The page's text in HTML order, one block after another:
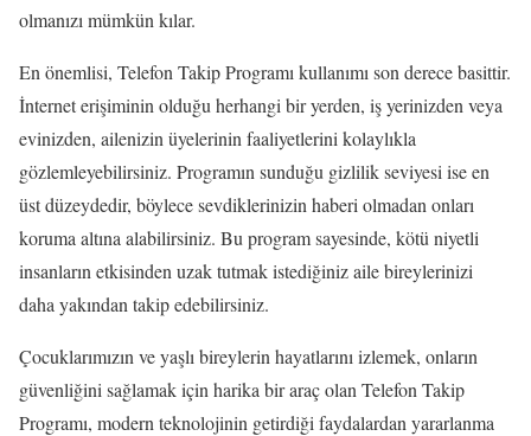
olmanızı mümkün kılar.
En önemlisi, Telefon Takip Programı kullanımı son derece basittir.
İnternet erişiminin olduğu herhangi bir yerden, iş yerinizden veya
evinizden, ailenizin üyelerinin faaliyetlerini kolaylıkla
gözlemleyebilirsiniz. Programın sunduğu gizlilik seviyesi ise en
üst düzeydedir, böylece sevdiklerinizin haberi olmadan onları
koruma altına alabilirsiniz. Bu program sayesinde, kötü niyetli
insanların etkisinden uzak tutmak istediğiniz aile bireylerinizi
daha yakından takip edebilirsiniz.
Çocuklarımızın ve yaşlı bireylerin hayatlarını izlemek, onların
güvenliğini sağlamak için harika bir araç olan Telefon Takip
Programı, modern teknolojinin getirdiği faydalardan yararlanma